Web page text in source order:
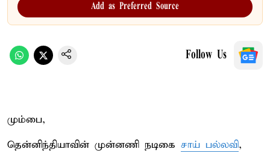
Add as Preferred Source
Follow Us
மும்பை,
தென்னிந்தியாவின் முன்னணி நடிகை சாய் பல்லவி,